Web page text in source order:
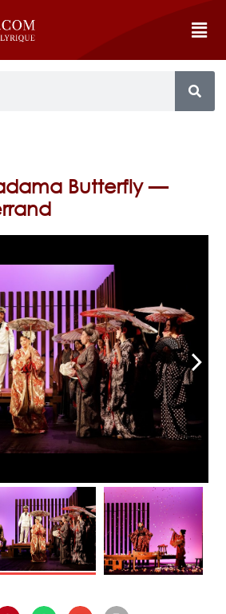
Butterfly —
arrow_forward_ios